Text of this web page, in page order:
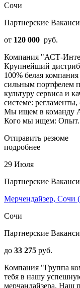
Сочи
Партнерские
от 120 000 руб.
Компания "АСТ-
Крупнейший
100% белая
сильным портфелем
культуру сервиса и
системе:
Мы ищем в команду
Кого мы ищем:
Отправить резюме
подробнее
29 Июля
Партнерские
Мерчендайзер, Сочи
Сочи
Партнерские
до 33 275 руб.
Компания "Группа
тебя в нашу
мерчандайзера. Наш